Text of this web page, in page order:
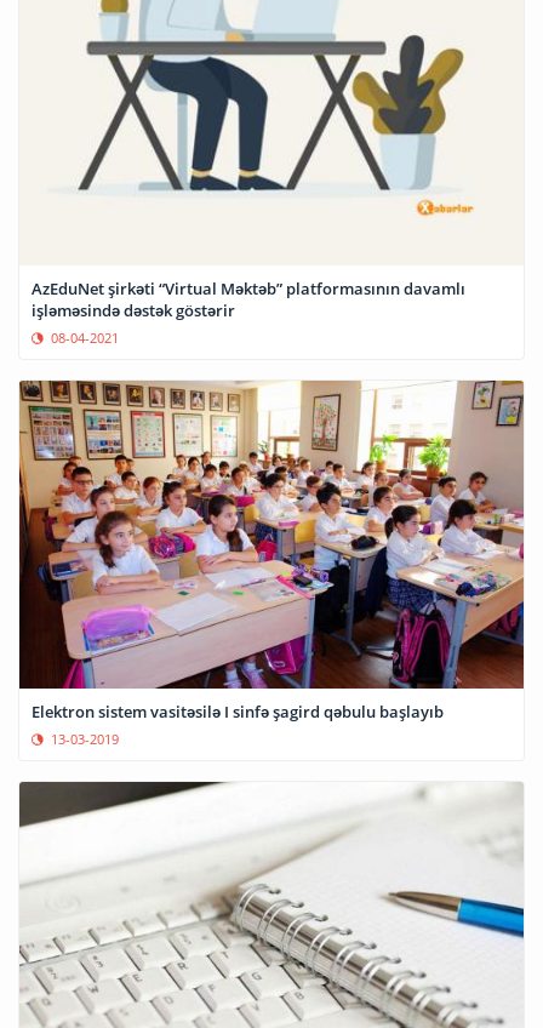
AzEduNet şirkəti “Virtual Məktəb” platformasının davamlı
işləməsində dəstək göstərir
08-04-2021
Elektron sistem vasitəsilə I sinfə şagird qəbulu başlayıb
13-03-2019